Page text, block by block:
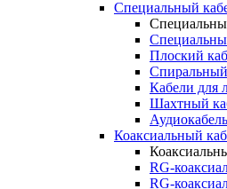
Специальный
Плоский
Спиральный
Кабели для
Шахтный
Аудиокабель
Коаксиальный
RG-
RG-